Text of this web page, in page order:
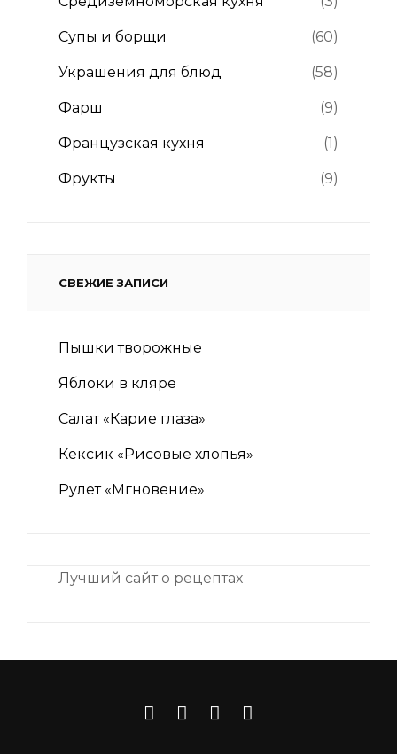
Супы и борщи (60)
Украшения для блюд (58)
Фарш (9)
Французская кухня (1)
Фрукты (9)
СВЕЖИЕ ЗАПИСИ
Пышки творожные
Яблоки в кляре
Салат «Карие глаза»
Кексик «Рисовые хлопья»
Рулет «Мгновение»
Лучший сайт о рецептах
iNii.ruinstagram
facebook